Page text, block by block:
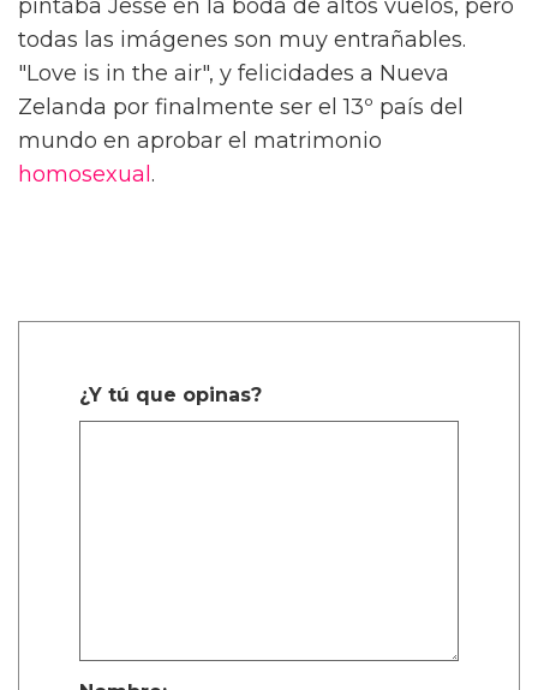
pintaba Jesse en la boda de altos vuelos, pero
todas las imágenes son muy entrañables.
"Love is in the air", y felicidades a Nueva
Zelanda por finalmente ser el 13º país del
mundo en aprobar el matrimonio
homosexual .
¿Y tú que opinas?